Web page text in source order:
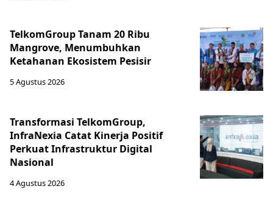
TelkomGroup Tanam 20 Ribu
Mangrove, Menumbuhkan
Ketahanan Ekosistem Pesisir
5 Agustus 2026
Transformasi TelkomGroup,
InfraNexia Catat Kinerja Positif
Perkuat Infrastruktur Digital
Nasional
4 Agustus 2026